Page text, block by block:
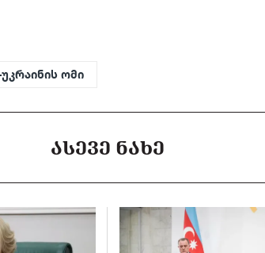
ომი
ᲐᲡᲔᲕᲔ ᲜᲐᲮᲔ